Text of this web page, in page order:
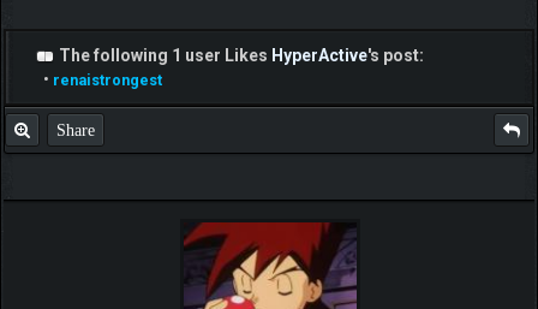
The following 1 user Likes HyperActive's post:
• renaistrongest
Share